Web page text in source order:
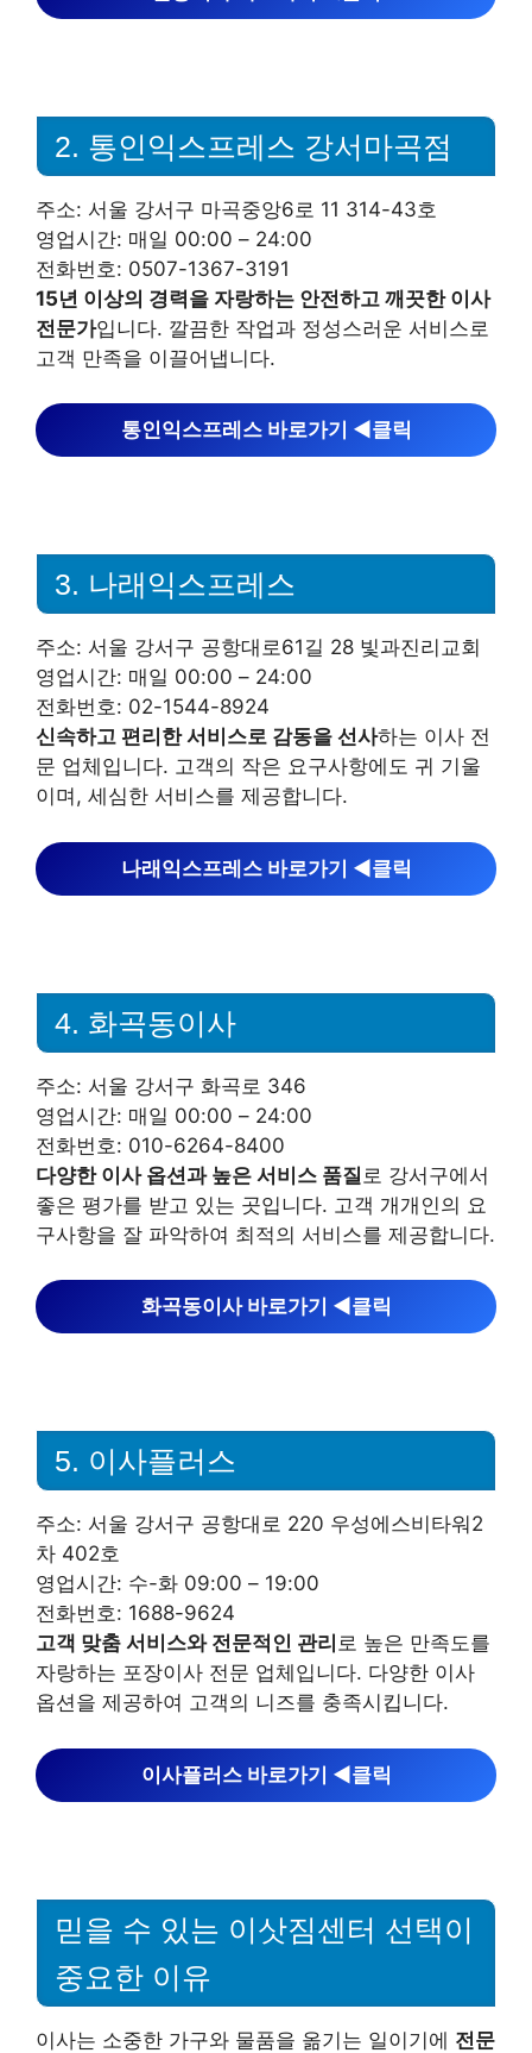
2. 통인익스프레스 강서마곡점
주소: 서울 강서구 마곡중앙6로 11 314-43호
영업시간: 매일 00:00 – 24:00
전화번호: 0507-1367-3191
15년 이상의 경력을 자랑하는 안전하고 깨끗한 이사
전문가입니다. 깔끔한 작업과 정성스러운 서비스로
고객 만족을 이끌어냅니다.
통인익스프레스 바로가기 ◀︎클릭
3. 나래익스프레스
주소: 서울 강서구 공항대로61길 28 빛과진리교회
영업시간: 매일 00:00 – 24:00
전화번호: 02-1544-8924
신속하고 편리한 서비스로 감동을 선사하는 이사 전
문 업체입니다. 고객의 작은 요구사항에도 귀 기울
이며, 세심한 서비스를 제공합니다.
나래익스프레스 바로가기 ◀︎클릭
4. 화곡동이사
주소: 서울 강서구 화곡로 346
영업시간: 매일 00:00 – 24:00
전화번호: 010-6264-8400
다양한 이사 옵션과 높은 서비스 품질 로 강서구에서
좋은 평가를 받고 있는 곳입니다. 고객 개개인의 요
구사항을 잘 파악하여 최적의 서비스를 제공합니다.
화곡동이사 바로가기 ◀︎클릭
5. 이사플러스
주소: 서울 강서구 공항대로 220 우성에스비타워2
차 402호
영업시간: 수-화 09:00 – 19:00
전화번호: 1688-9624
고객 맞춤 서비스와 전문적인 관리 로 높은 만족도를
자랑하는 포장이사 전문 업체입니다. 다양한 이사
옵션을 제공하여 고객의 니즈를 충족시킵니다.
이사플러스 바로가기 ◀︎클릭
믿을 수 있는 이삿짐센터 선택이
중요한 이유
이사는 소중한 가구와 물품을 옮기는 일이기에 전문